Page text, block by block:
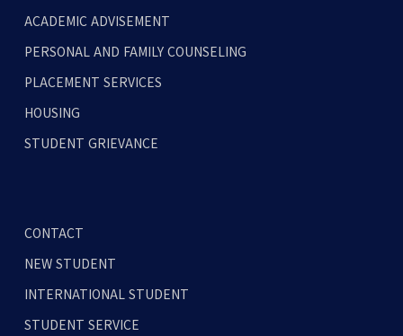
ACADEMIC ADVISEMENT
PERSONAL AND FAMILY COUNSELING
PLACEMENT SERVICES
HOUSING
STUDENT GRIEVANCE
CONTACT
NEW STUDENT
INTERNATIONAL STUDENT
STUDENT SERVICE